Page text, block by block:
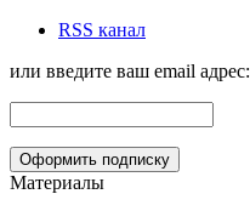
RSS канал
или введите ваш email адрес:
Материалы